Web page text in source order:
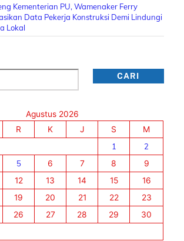
Kementerian PU, Wamenaker Ferry
Data Pekerja Konstruksi Demi Lindungi
Lokal
CARI
Agustus 2026
R K J S
M
1
2
5 6 7 8
9
12 13 14 15
16
19 20 21 22
23
26 27 28 29
30